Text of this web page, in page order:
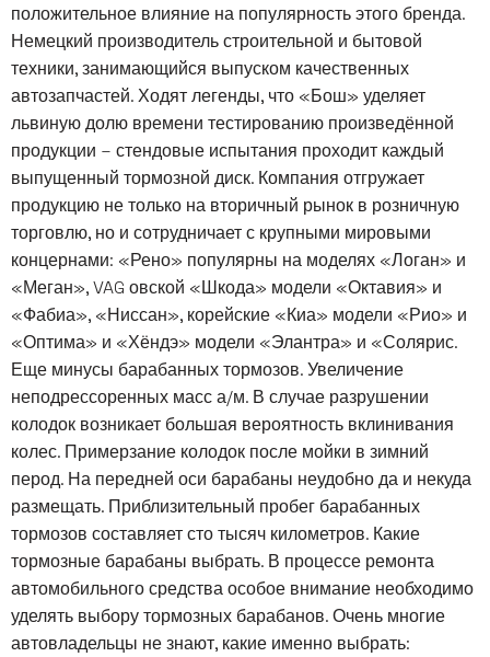
положительное влияние на популярность этого бренда.
Немецкий производитель строительной и бытовой
техники, занимающийся выпуском качественных
автозапчастей. Ходят легенды, что «Бош» уделяет
львиную долю времени тестированию произведённой
продукции – стендовые испытания проходит каждый
выпущенный тормозной диск. Компания отгружает
продукцию не только на вторичный рынок в розничную
торговлю, но и сотрудничает с крупными мировыми
концернами: «Рено» популярны на моделях «Логан» и
«Меган», VAG овской «Шкода» модели «Октавия» и
«Фабиа», «Ниссан», корейские «Киа» модели «Рио» и
«Оптима» и «Хёндэ» модели «Элантра» и «Солярис.
Еще минусы барабанных тормозов. Увеличение
неподрессоренных масс а/м. В случае разрушении
колодок возникает большая вероятность вклинивания
колес. Примерзание колодок после мойки в зимний
перод. На передней оси барабаны неудобно да и некуда
размещать. Приблизительный пробег барабанных
тормозов составляет сто тысяч километров. Какие
тормозные барабаны выбрать. В процессе ремонта
автомобильного средства особое внимание необходимо
уделять выбору тормозных барабанов. Очень многие
автовладельцы не знают, какие именно выбрать: